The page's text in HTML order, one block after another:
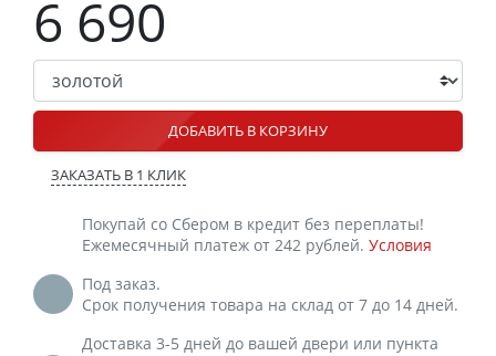
6 690
ДОБАВИТЬ В КОРЗИНУ
ЗАКАЗАТЬ В 1 КЛИК
Покупай со Сбером в кредит без переплаты!
Ежемесячный платеж от 242 рублей. Условия
Под заказ.
Срок получения товара на склад от 7 до 14 дней.
Доставка 3-5 дней до вашей двери или пункта